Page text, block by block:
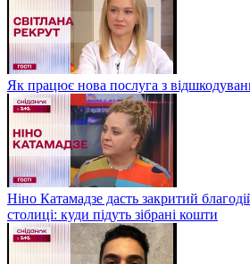
Як працює нова послуга з
Ніно Катамадзе дасть закритий
столиці: куди підуть зібрані кошти